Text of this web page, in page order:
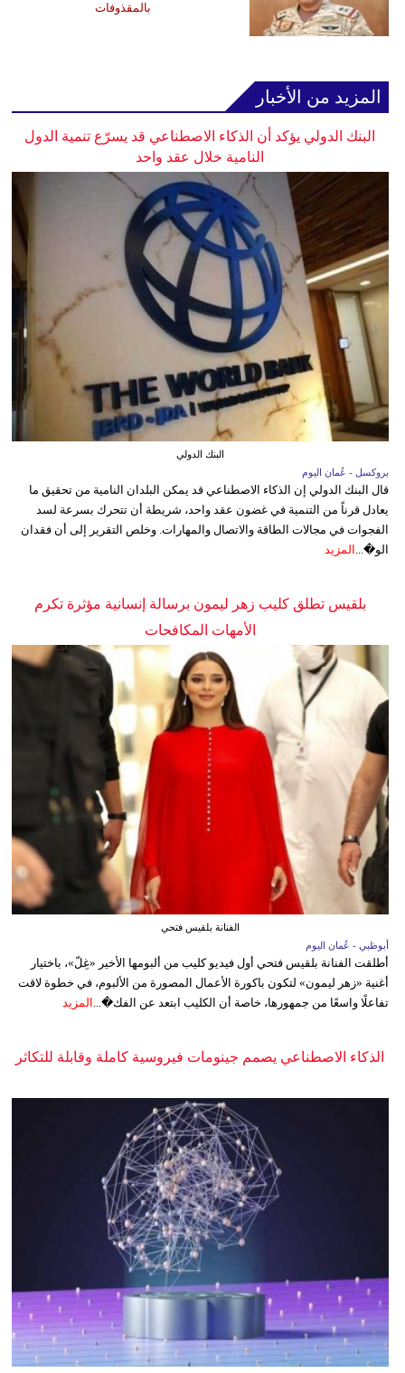
بالمقذوفات
المزيد من الأخبار
البنك الدولي يؤكد أن الذكاء الاصطناعي قد يسرّع تنمية الدول
النامية خلال عقد واحد
البنك الدولي
بروكسل - عُمان اليوم
قال البنك الدولي إن الذكاء الاصطناعي قد يمكن البلدان النامية من تحقيق ما
يعادل قرناً من التنمية في غضون عقد واحد، شريطة أن تتحرك بسرعة لسد
الفجوات في مجالات الطاقة والاتصال والمهارات. وخلص التقرير إلى أن فقدان
الو�...
المزيد
بلقيس تطلق كليب زهر ليمون برسالة إنسانية مؤثرة تكرم
الأمهات المكافحات
الفنانة بلقيس فتحي
أبوظبي - عُمان اليوم
أطلقت الفنانة بلقيس فتحي أول فيديو كليب من ألبومها الأخير «غِلّ»، باختيار
أغنية «زهر ليمون» لتكون باكورة الأعمال المصورة من الألبوم، في خطوة لاقت
تفاعلًا واسعًا من جمهورها، خاصة أن الكليب ابتعد عن الفك�... المزيد
الذكاء الاصطناعي يصمم جينومات فيروسية كاملة وقابلة للتكاثر